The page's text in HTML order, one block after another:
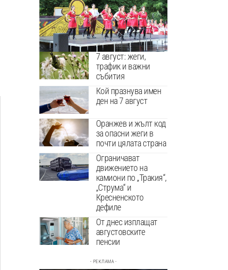
7 август: жеги,
трафик и важни
събития
Кой празнува имен
ден на 7 август
Оранжев и жълт код
за опасни жеги в
почти цялата страна
Ограничават
движението на
камиони по „Тракия“,
„Струма“ и
Кресненското
дефиле
От днес изплащат
августовските
пенсии
- РЕКЛАМА -